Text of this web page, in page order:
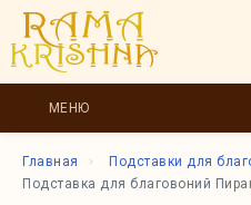
МЕНЮ
Главная
Подставки для
Подставка для благовоний